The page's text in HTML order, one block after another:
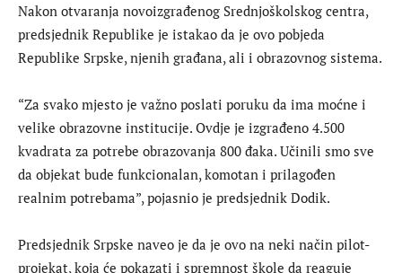
Nakon otvaranja novoizgrađenog Srednjoškolskog centra,
predsjednik Republike je istakao da je ovo pobjeda
Republike Srpske, njenih građana, ali i obrazovnog sistema.
“Za svako mjesto je važno poslati poruku da ima moćne i
velike obrazovne institucije. Ovdje je izgrađeno 4.500
kvadrata za potrebe obrazovanja 800 đaka. Učinili smo sve
da objekat bude funkcionalan, komotan i prilagođen
realnim potrebama”, pojasnio je predsjednik Dodik.
Predsjednik Srpske naveo je da je ovo na neki način pilot-
projekat, koja će pokazati i spremnost škole da reaguje